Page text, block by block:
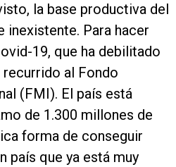
la base productiva del
inexistente. Para hacer
19, que ha debilitado
recurrido al Fondo
(FMI). El país está
de 1.300 millones de
forma de conseguir
país que ya está muy